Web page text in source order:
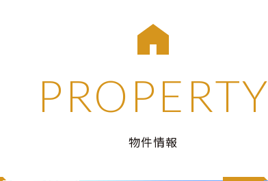
PROPERTY
物件情報